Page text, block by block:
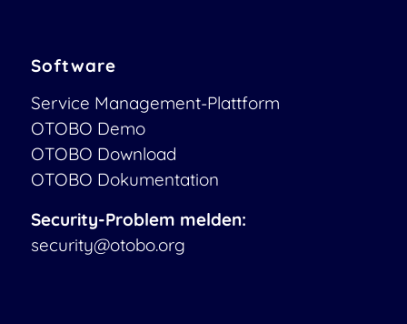
Software
Service Management-Plattform
OTOBO Demo
OTOBO Download
OTOBO Dokumentation
Security-Problem melden:
security@otobo.org